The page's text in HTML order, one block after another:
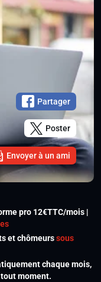
Partager
Poster
Envoyer à un ami
pro 12€TTC/mois |
et chômeurssous
chaque mois,
moment.